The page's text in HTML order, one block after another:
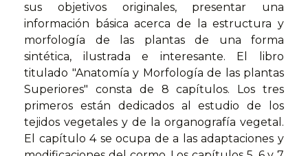
sus objetivos originales, presentar una
información básica acerca de la estructura y
morfología de las plantas de una forma
sintética, ilustrada e interesante. El libro
titulado "Anatomía y Morfología de las plantas
Superiores" consta de 8 capítulos. Los tres
primeros están dedicados al estudio de los
tejidos vegetales y de la organografía vegetal.
El capítulo 4 se ocupa de a las adaptaciones y